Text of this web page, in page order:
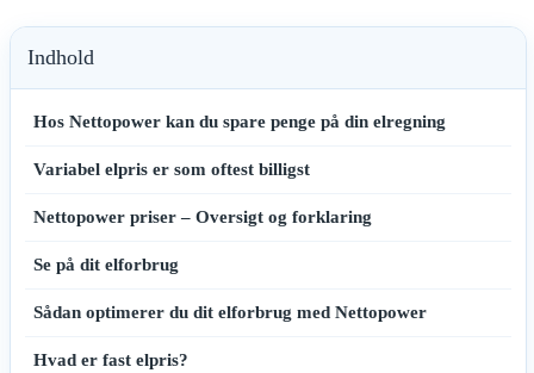
Indhold
Hos Nettopower kan du spare penge på din elregning
Variabel elpris er som oftest billigst
Nettopower priser – Oversigt og forklaring
Se på dit elforbrug
Sådan optimerer du dit elforbrug med Nettopower
Hvad er fast elpris?